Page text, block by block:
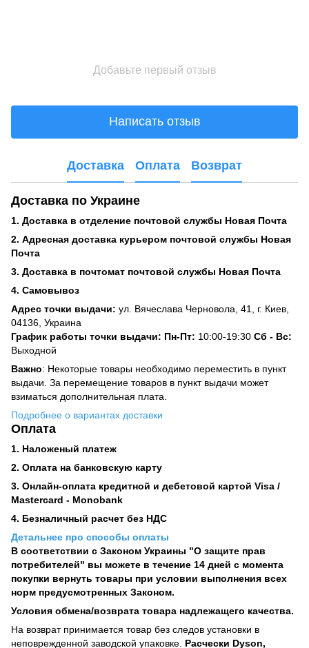
Добавьте первый отзыв
Написать отзыв
Доставка Оплата Возврат
Доставка по Украине
1. Доставка в отделение почтовой службы Новая Почта
2. Адресная доставка курьером почтовой службы Новая
Почта
3. Доставка в почтомат почтовой службы Новая Почта
4. Самовывоз
Адрес точки выдачи: ул. Вячеслава Черновола, 41, г. Киев,
04136, Украина
График работы точки выдачи: Пн-Пт: 10:00-19:30 Сб - Вс:
Выходной
Важно: Некоторые товары необходимо переместить в пункт
выдачи. За перемещение товаров в пункт выдачи может
взиматься дополнительная плата.
Подробнее о вариантах доставки
Оплата
1. Наложеный платеж
2. Оплата на банковскую карту
3. Онлайн-оплата кредитной и дебетовой картой Visa /
Mastercard - Monobank
4. Безналичный расчет без НДС
Детальнее про способы оплаты
В соответствии с Законом Украины "О защите прав
потребителей" вы можете в течение 14 дней с момента
покупки вернуть товары при условии выполнения всех
норм предусмотренных Законом.
Условия обмена/возврата товара надлежащего качества.
На возврат принимается товар без следов установки в
неповрежденной заводской упаковке. Расчески Dyson,